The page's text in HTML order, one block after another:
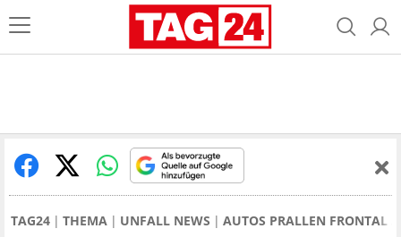
TAG24 THEMA UNFALL NEWS AUTOS PRALLEN FRONTAL